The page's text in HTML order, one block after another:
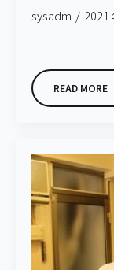
sysadm 2021
READ MORE